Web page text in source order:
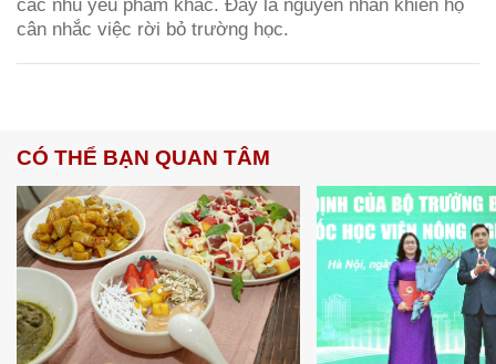
các nhu yếu phẩm khác. Đây là nguyên nhân khiến họ
cân nhắc việc rời bỏ trường học.
CÓ THỂ BẠN QUAN TÂM